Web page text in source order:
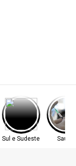
infância, alerta
Sul e Sudeste Saúde